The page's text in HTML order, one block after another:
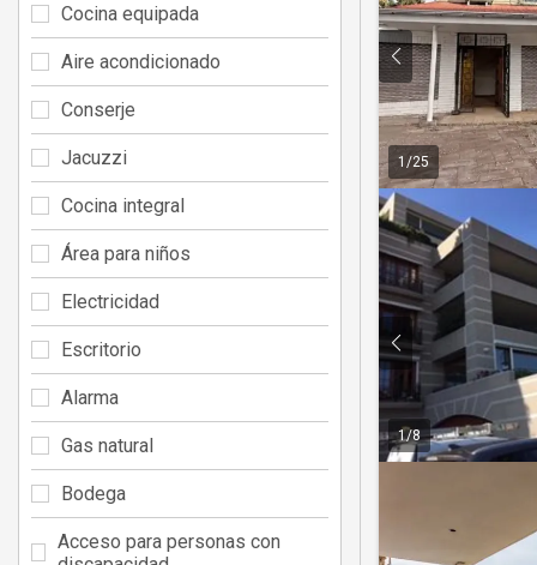
1 /25
1/8
Cocina equipada
Aire acondicionado
Conserje
Jacuzzi
Cocina integral
Área para niños
Electricidad
Escritorio
Alarma
Gas natural
Bodega
Acceso para personas con